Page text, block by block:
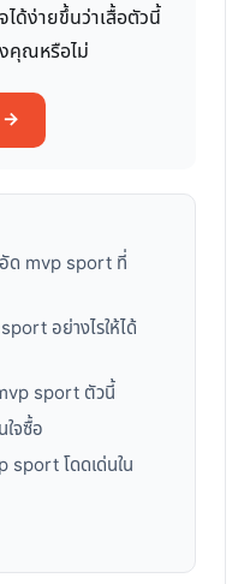
ด้ง่ายขึ้นว่าเสื้อตัวนี้
คุณหรือไม่
→
ด mvp sport ที่
อย่างไรให้ได้
sport ตัวนี้
จซื้อ
sport โดดเด่นใน